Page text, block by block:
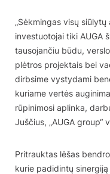
„Sėkmingas visų
investuotojai tiki AUGA
tausojančiu būdu,
plėtros projektais bei
dirbsime vystydami
kuriame vertės
rūpinimosi aplinka,
Juščius, „AUGA group“
Pritrauktas lėšas
kurie padidintų